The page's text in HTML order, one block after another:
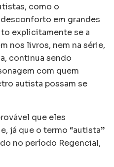
como o
em grandes
explicitamente se a
nos livros, nem na série,
continua sendo
com quem
autista possam se
que eles
já que o termo “autista”
no período Regencial,